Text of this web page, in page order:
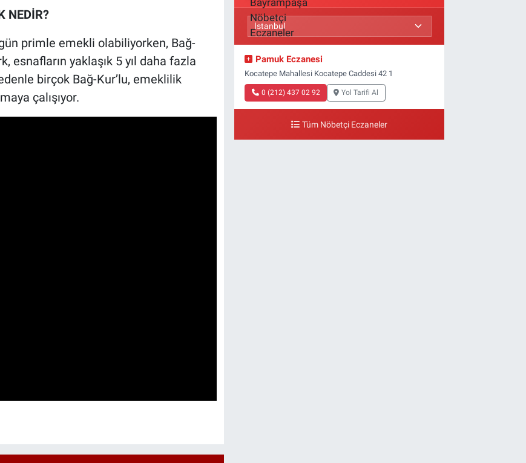
NEDİR?
primle emekli olabiliyorken, Bağ-
esnafların yaklaşık 5 yıl daha fazla
birçok Bağ-Kur’lu, emeklilik
çalışıyor.
Pamuk Eczanesi
Kocatepe Mahallesi Kocatepe Caddesi 42 1
0 (212) 437 02 92 Yol Tarifi Al
Tüm Nöbetçi Eczaneler